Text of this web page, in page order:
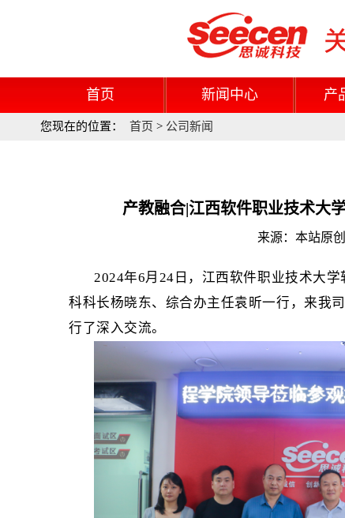
首页 新闻中心 产
您现在的位置： 首页 > 公司新闻
产教融合|江西软件职业技术大
来源：本站原
2024年6月24日，江西软件职业技术大学
科科长杨晓东、综合办主任袁昕一行，来我司
行了深入交流。